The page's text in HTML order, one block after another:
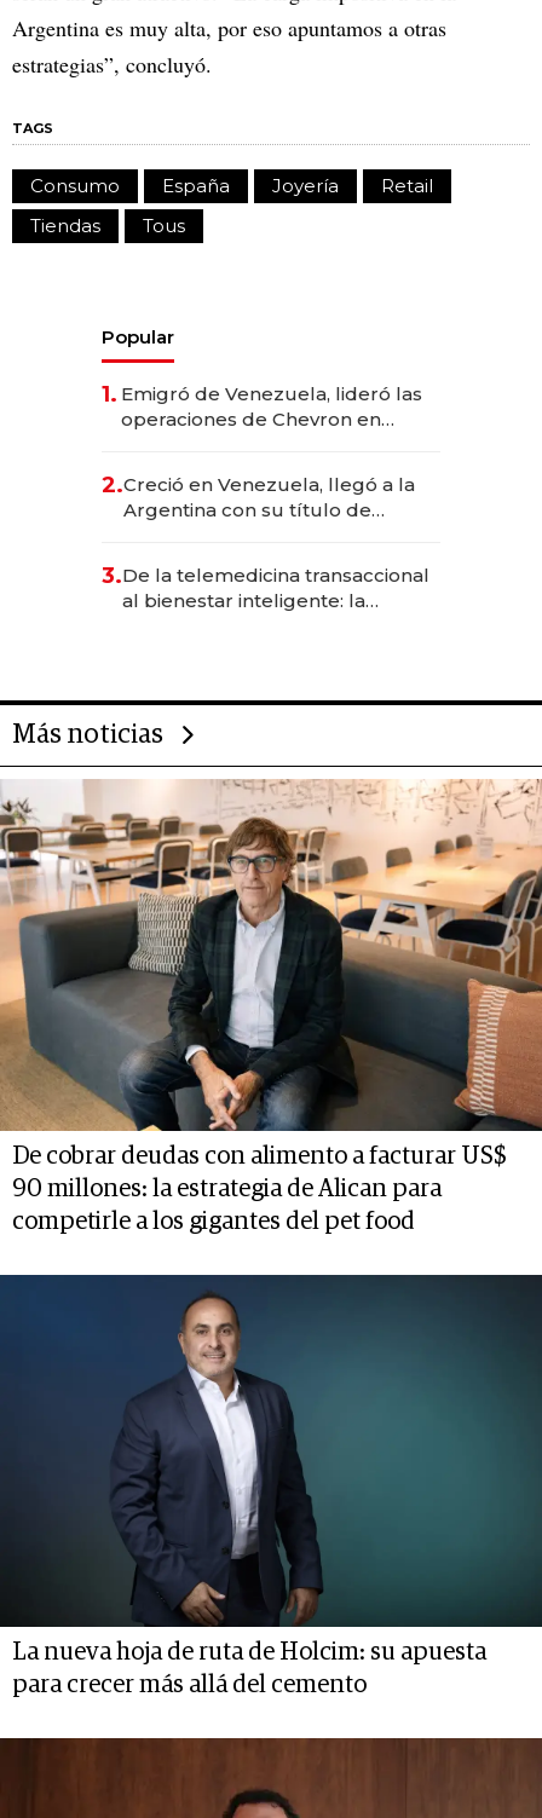
Argentina es muy alta, por eso apuntamos a otras
estrategias”, concluyó.
TAGS
Consumo España Joyería
Retail
Tiendas
Tous
Popular
1. Emigró de Venezuela, lideró las
operaciones de Chevron en
2.Creció en Venezuela, llegó a la
Argentina con su título de
las marcas "fast premium"
3.De la telemedicina transaccional
al bienestar inteligente: la
Más noticias
De cobrar deudas con alimento a facturar US$
90 millones: la estrategia de Alican para
competirle a los gigantes del pet food
La nueva hoja de ruta de Holcim: su apuesta
para crecer más allá del cemento